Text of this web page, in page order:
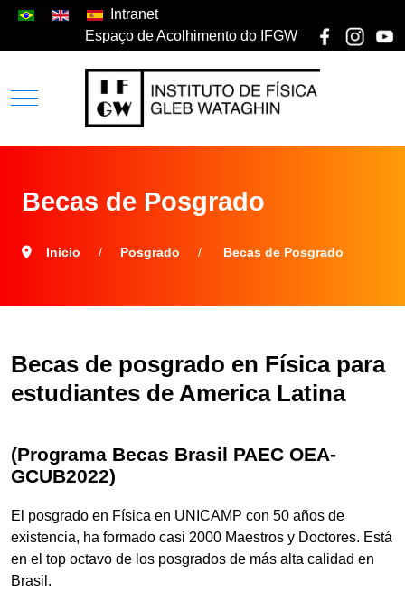
Intranet
Espaço de Acolhimento do IFGW
Becas de Posgrado
Inicio Posgrado Becas de Posgrado
Becas de posgrado en Física para
estudiantes de America Latina
(Programa Becas Brasil PAEC OEA-
GCUB2022)
El posgrado en Física en UNICAMP con 50 años de
existencia, ha formado casi 2000 Maestros y Doctores. Está
en el top octavo de los posgrados de más alta calidad en
Brasil.